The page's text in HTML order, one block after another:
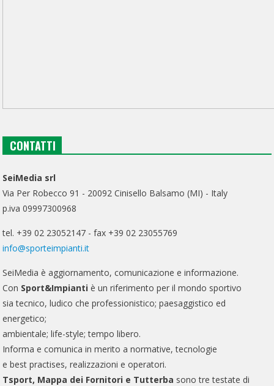
CONTATTI
SeiMedia srl
Via Per Robecco 91 - 20092 Cinisello Balsamo (MI) - Italy
p.iva 09997300968
tel. +39 02 23052147 - fax +39 02 23055769
info@sporteimpianti.it
SeiMedia è aggiornamento, comunicazione e informazione.
Con Sport&Impianti è un riferimento per il mondo sportivo
sia tecnico, ludico che professionistico; paesaggistico ed
energetico;
ambientale; life-style; tempo libero.
Informa e comunica in merito a normative, tecnologie
e best practises, realizzazioni e operatori.
Tsport, Mappa dei Fornitori e Tutterba sono tre testate di